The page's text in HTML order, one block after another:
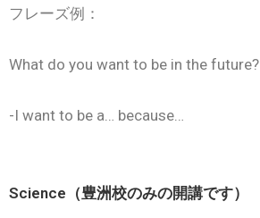
フレーズ例：
What do you want to be in the future?
-I want to be a… because…
Science （豊洲校のみの開講です）